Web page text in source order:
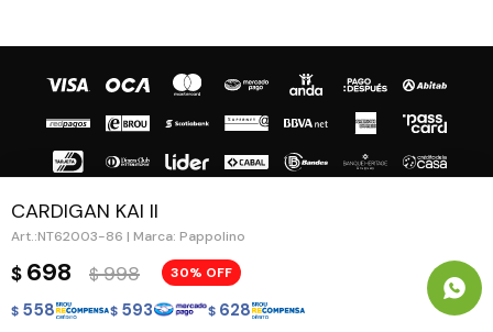
CARDIGAN KAI II
NT62003-86 | Marca: Pappolino
$ 698 $ 998 30
$ 558 $ 593 $ 628